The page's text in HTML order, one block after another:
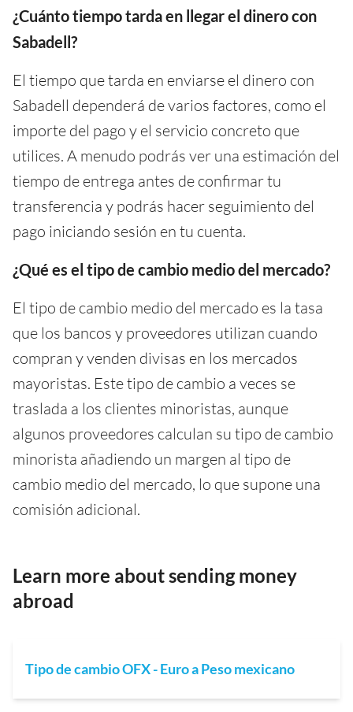
¿Cuánto tiempo tarda en llegar el dinero con
Sabadell?
El tiempo que tarda en enviarse el dinero con
Sabadell dependerá de varios factores, como el
importe del pago y el servicio concreto que
utilices. A menudo podrás ver una estimación del
tiempo de entrega antes de confirmar tu
transferencia y podrás hacer seguimiento del
pago iniciando sesión en tu cuenta.
¿Qué es el tipo de cambio medio del mercado?
El tipo de cambio medio del mercado es la tasa
que los bancos y proveedores utilizan cuando
compran y venden divisas en los mercados
mayoristas. Este tipo de cambio a veces se
traslada a los clientes minoristas, aunque
algunos proveedores calculan su tipo de cambio
minorista añadiendo un margen al tipo de
cambio medio del mercado, lo que supone una
comisión adicional.
Learn more about sending money
abroad
Tipo de cambio OFX - Euro a Peso mexicano